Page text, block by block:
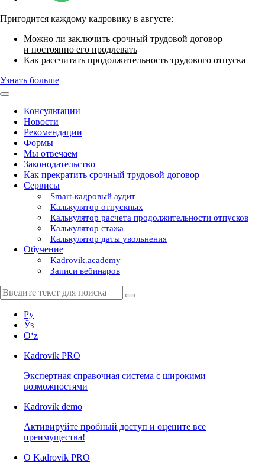
Пригодится каждому кадровику в августе:
Можно ли заключить срочный трудовой договор
и постоянно его продлевать
Как рассчитать продолжительность трудового отпуска
Узнать больше
Консультации
Новости
Рекомендации
Формы
Мы отвечаем
Законодательство
Как прекратить срочный трудовой договор
Сервисы
Smart-кадровый аудит
Калькулятор отпускных
Калькулятор расчета продолжительности отпусков
Калькулятор стажа
Калькулятор даты увольнения
Обучение
Kadrovik.academy
Записи вебинаров
Ру
Ўз
Oʻz
Kadrovik PRO
Экспертная справочная система с широкими
возможностями
Kadrovik demo
Активируйте пробный доступ и оцените все
преимущества!
О Kadrovik PRO